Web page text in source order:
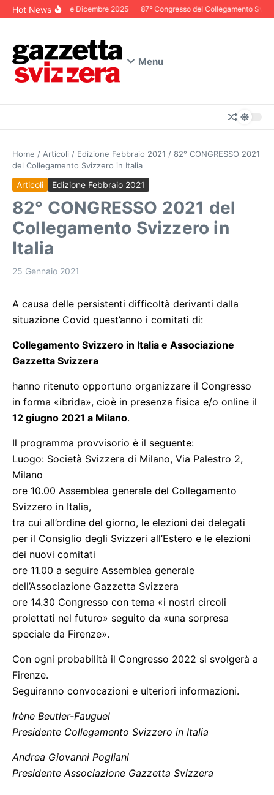
Salta al contenuto
Hot NewsEditoriale Dicembre 2025 87° Congresso del Collegamento
Menu
Home / Articoli / Edizione Febbraio 2021 / 82° CONGRESSO 2021
del Collegamento Svizzero in Italia
Articoli Edizione Febbraio 2021
82° CONGRESSO 2021 del
Collegamento Svizzero in
Italia
25 Gennaio 2021
A causa delle persistenti difficoltà derivanti dalla
situazione Covid quest’anno i comitati di:
Collegamento Svizzero in Italia e Associazione
Gazzetta Svizzera
hanno ritenuto opportuno organizzare il Congresso
in forma «ibrida», cioè in presenza fisica e/o online il
12 giugno 2021 a Milano.
Il programma provvisorio è il seguente:
Luogo: Società Svizzera di Milano, Via Palestro 2,
Milano
ore 10.00 Assemblea generale del Collegamento
Svizzero in Italia,
tra cui all’ordine del giorno, le elezioni dei delegati
per il Consiglio degli Svizzeri all’Estero e le elezioni
dei nuovi comitati
ore 11.00 a seguire Assemblea generale
dell’Associazione Gazzetta Svizzera
ore 14.30 Congresso con tema «i nostri circoli
proiettati nel futuro» seguito da «una sorpresa
speciale da Firenze».
Con ogni probabilità il Congresso 2022 si svolgerà a
Firenze.
Seguiranno convocazioni e ulteriori informazioni.
Irène Beutler-Fauguel
Presidente Collegamento Svizzero in Italia
Andrea Giovanni Pogliani
Presidente Associazione Gazzetta Svizzera